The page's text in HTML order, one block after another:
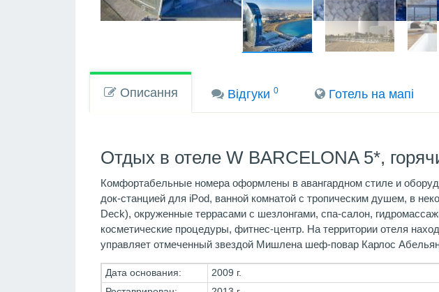
Описання Вiдгуки0 Готель на мапi
Отдых в отеле W BARCELONA 5*,
Комфортабельные номера оформлены в авангардном стиле и
док-станцией для iPod, ванной комнатой с тропическим душем, в
Deck), окруженные террасами с шезлонгами, спа-салон,
косметические процедуры, фитнес-центр. На территории отеля
управляет отмеченный звездой Мишлена шеф-повар Карлос
Дата основания:
2009 г.